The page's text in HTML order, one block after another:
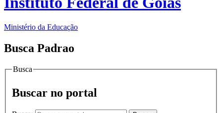
Ministério da Educação
Busca Padrao
Busca
Buscar no portal